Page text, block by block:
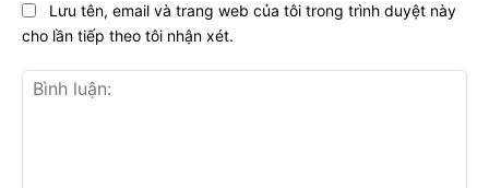
Lưu tên, email và trang web của tôi trong trình duyệt này
cho lần tiếp theo tôi nhận xét.